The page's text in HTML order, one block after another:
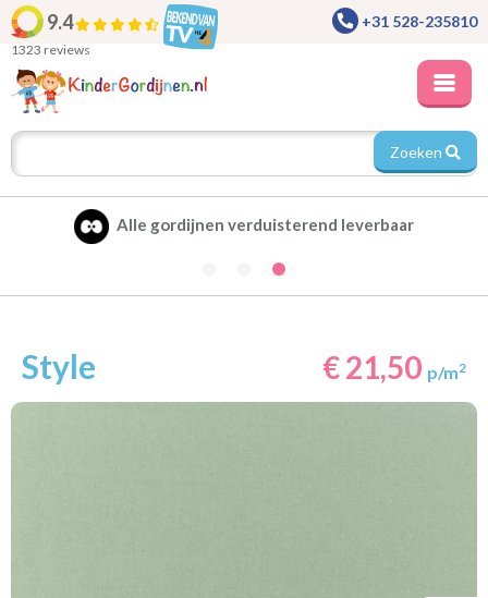
9.4
1323 reviews
+31 528-235810
Zoeken
Alle gordijnen verduisterend leverbaar
Style € 21,50 p/m2